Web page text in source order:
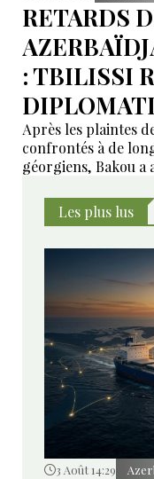
RETARDS
: TBILISSI
Après les plaintes
confrontés à de
géorgiens, Bakou a
affirme avoir
compétentes et
Les plus lus
3 Août 14:29